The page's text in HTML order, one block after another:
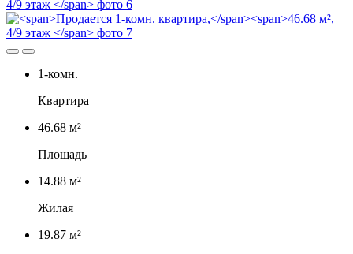
1-комн.
Квартира
46.68 м²
Площадь
14.88 м²
Жилая
19.87 м²